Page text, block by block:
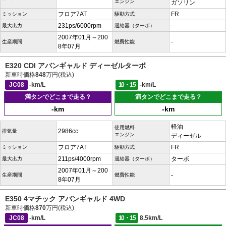
エンジン ガソリン
ミッション フロア7AT 駆動方式 FR
最大出力 231ps/6000rpm 過給器（ターボ） -
生産期間
2007年01月～200
8年07月
燃費性能 -
E320 CDI アバンギャルド ディーゼルターボ
新車時価格848万円(税込)
JC08
-km/L 10・15
-km/L
満タンでどこまで走る？
-km
満タンでどこまで走る？
-km
排気量 2986cc
使用燃料
エンジン
軽油
ディーゼル
ミッション フロア7AT 駆動方式 FR
最大出力 211ps/4000rpm 過給器（ターボ） ターボ
生産期間
2007年01月～200
8年07月
燃費性能 -
E350 4マチック アバンギャルド 4WD
新車時価格870万円(税込)
JC08
-km/L 10・15 8.5km/L